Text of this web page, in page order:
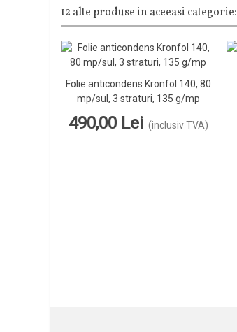
12 alte produse in aceeasi categorie:
Vezi Detalii
Folie anticondens Kronfol 140, 80
mp/sul, 3 straturi, 135 g/mp
490,00 Lei (inclusiv TVA)